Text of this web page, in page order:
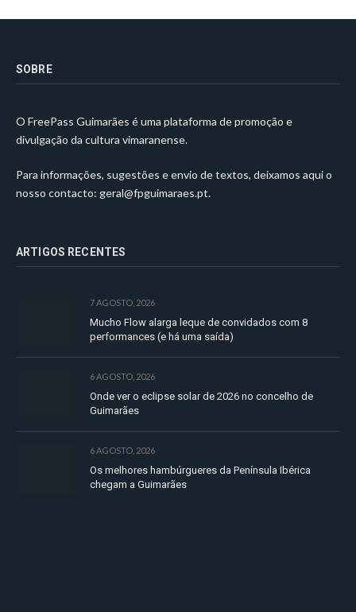
SOBRE
O FreePass Guimarães é uma plataforma de promoção e
divulgação da cultura vimaranense.
Para informações, sugestões e envio de textos, deixamos aqui o
nosso contacto: geral@fpguimaraes.pt.
ARTIGOS RECENTES
7 AGOSTO, 2026
Mucho Flow alarga leque de convidados com 8
performances (e há uma saída)
6 AGOSTO, 2026
Onde ver o eclipse solar de 2026 no concelho de
Guimarães
6 AGOSTO, 2026
Os melhores hambúrgueres da Península Ibérica
chegam a Guimarães